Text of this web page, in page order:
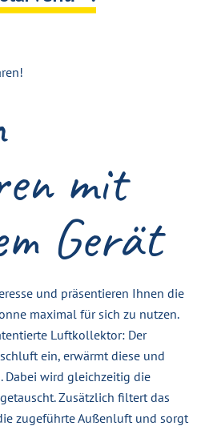
mit
Gerät
und präsentieren Ihnen die
maximal für sich zu nutzen.
Luftkollektor: Der
ein, erwärmt diese und
Dabei wird gleichzeitig die
Zusätzlich filtert das
zugeführte Außenluft und sorgt